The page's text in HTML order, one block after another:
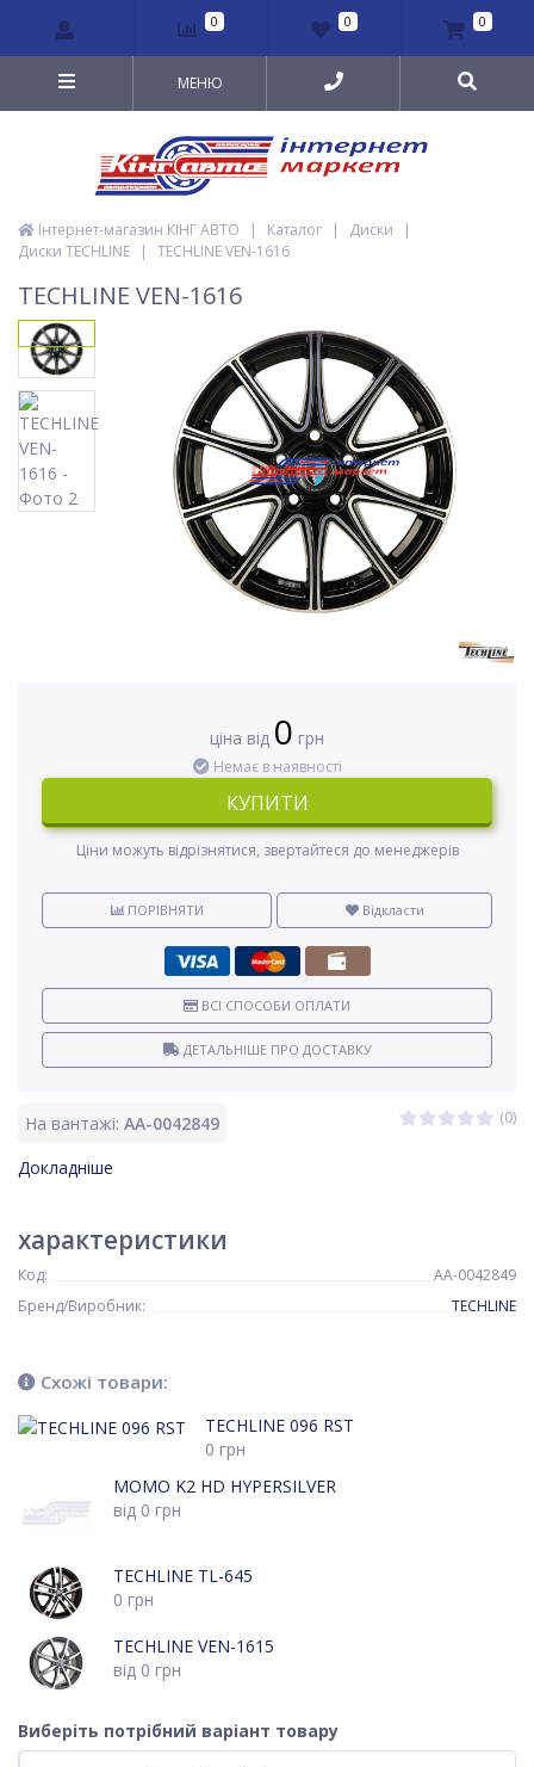
0 0 0
МЕНЮ
Інтернет-магазин КІНГ АВТО | Каталог | Диски
|
Диски TECHLINE
| TECHLINE VEN-1616
TECHLINE VEN-1616
На вантажі: AA-0042849 (0)
Докладніше
ціна від 0 грн
Немає в наявності
КУПИТИ
Ціни можуть відрізнятися, звертайтеся до менеджерів
ПОРІВНЯТИ Відкласти
ВСІ СПОСОБИ ОПЛАТИ
ДЕТАЛЬНІШЕ ПРО ДОСТАВКУ
Схожі товари:
TECHLINE 096 RST
0 грн
MOMO K2 HD HYPERSILVER
від 0 грн
TECHLINE TL-645
0 грн
TECHLINE VEN-1615
від 0 грн
характеристики
Код:
AA-0042849
Бренд/Виробник:
TECHLINE
Виберіть потрібний варіант товару